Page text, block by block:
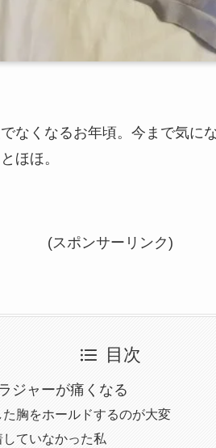
なくなるお年頃。今まで気に
ほほ。
(スポンサーリンク)
目次
ジャーが痛くなる
胸をホールドするのが大変
ていなかった私